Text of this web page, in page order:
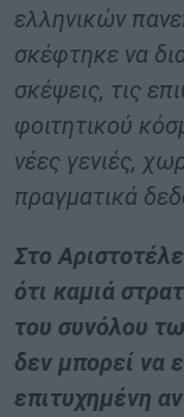
ελληνικών
σκέφτηκε να
σκέψεις, τις
φοιτητικού
νέες γενιές,
πραγματικά
Στο
ότι καμιά
του συνόλου
δεν μπορεί να
επιτυχημένη